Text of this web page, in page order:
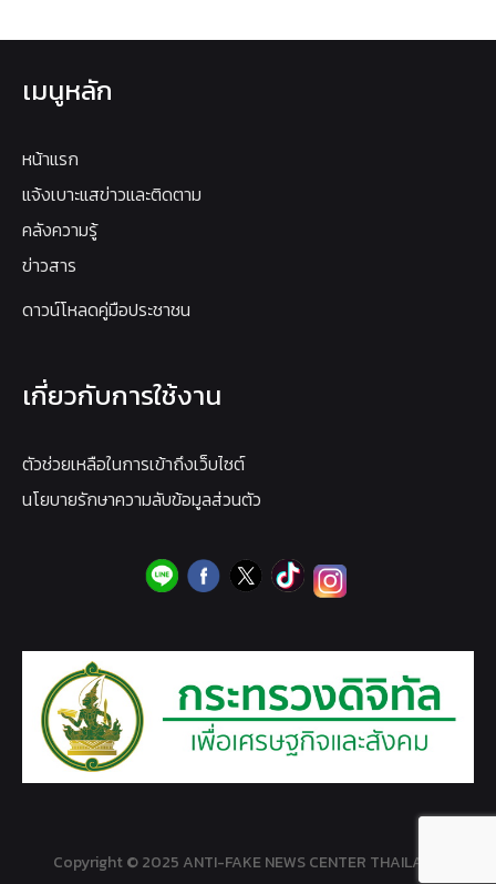
เมนูหลัก
หน้าแรก
แจ้งเบาะแสข่าวและติดตาม
คลังความรู้
ข่าวสาร
ดาวน์โหลดคู่มือประชาชน
เกี่ยวกับการใช้งาน
ตัวช่วยเหลือในการเข้าถึงเว็บไซต์
นโยบายรักษาความลับข้อมูลส่วนตัว
Copyright © 2025 ANTI-FAKE NEWS CENTER THAILAND